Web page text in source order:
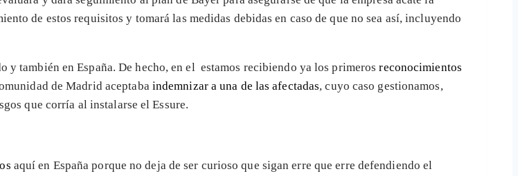
de estos requisitos y tomará las medidas debidas en caso de que no sea así, incluyendo
y también en España. De hecho, en el estamos recibiendo ya los primerosreconocimientos
de Madrid aceptaba indemnizar a una de las afectadas, cuyo caso gestionamos,
que corría al instalarse el Essure.
aquí en España porque no deja de ser curioso que sigan erre que erre defendiendo el